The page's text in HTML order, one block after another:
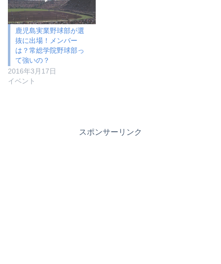
鹿児島実業野球部が選
抜に出場！メンバー
は？常総学院野球部っ
て強いの？
2016年3月17日
イベント
スポンサーリンク